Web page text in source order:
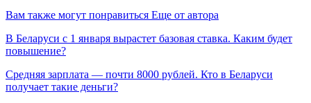
Вам также могут понравиться Еще от автора
В Беларуси с 1 января вырастет базовая ставка. Каким будет
повышение?
Средняя зарплата — почти 8000 рублей. Кто в Беларуси
получает такие деньги?